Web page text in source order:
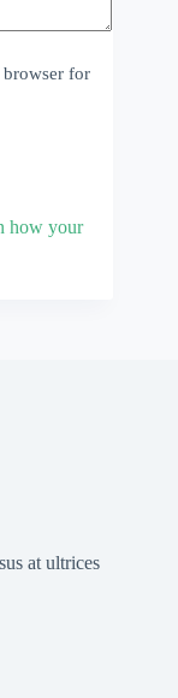
browser for
how your
at ultrices